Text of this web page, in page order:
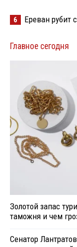
6 Ереван рубит
Главное сегодня
Золотой запас
таможня и чем
Сенатор